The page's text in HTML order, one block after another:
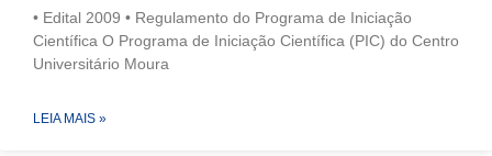
• Edital 2009 • Regulamento do Programa de Iniciação
Científica O Programa de Iniciação Científica (PIC) do Centro
Universitário Moura
LEIA MAIS »